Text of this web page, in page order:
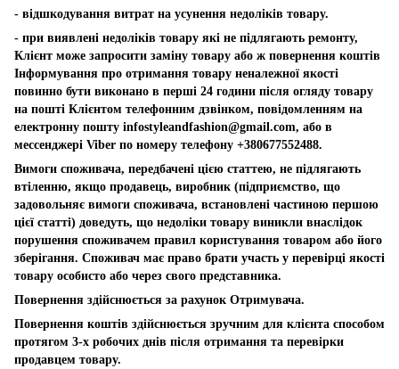
- відшкодування витрат на усунення недоліків товару.
- при виявлені недоліків товару які не підлягають ремонту,
Клієнт може запросити заміну товару або ж повернення коштів
Інформування про отримання товару неналежної якості
повинно бути виконано в перші 24 години після огляду товару
на пошті Клієнтом телефонним дзвінком, повідомленням на
електронну пошту infostyleandfashion@gmail.com, або в
мессенджері Viber по номеру телефону +380677552488.
Вимоги споживача, передбачені цією статтею, не підлягають
втіленню, якщо продавець, виробник (підприємство, що
задовольняє вимоги споживача, встановлені частиною першою
цієї статті) доведуть, що недоліки товару виникли внаслідок
порушення споживачем правил користування товаром або його
зберігання. Споживач має право брати участь у перевірці якості
товару особисто або через свого представника.
Повернення здійснюється за рахунок Отримувача.
Повернення коштів здійснюється зручним для клієнта способом
протягом 3-х робочих днів після отримання та перевірки
продавцем товару.